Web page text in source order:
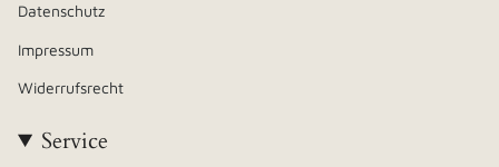
Datenschutz
Impressum
Widerrufsrecht
Service